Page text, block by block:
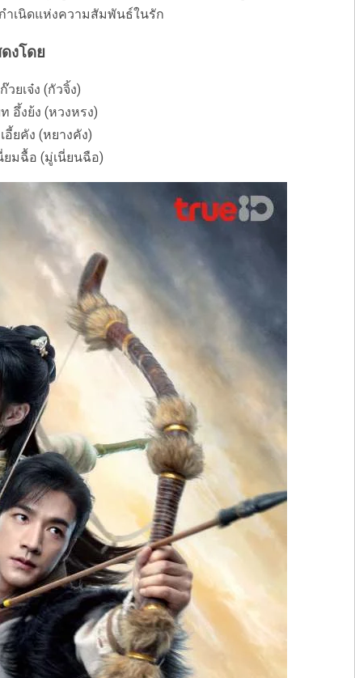
ำเนิดแห่งความสัมพันธ์ในรัก
งโดย
ยเจ๋ง (กัวจิ้ง)
อึ้งย้ง (หวงหรง)
อี้ยคัง (หยางคัง)
ยมฉื้อ (มู่เนี่ยนฉือ)